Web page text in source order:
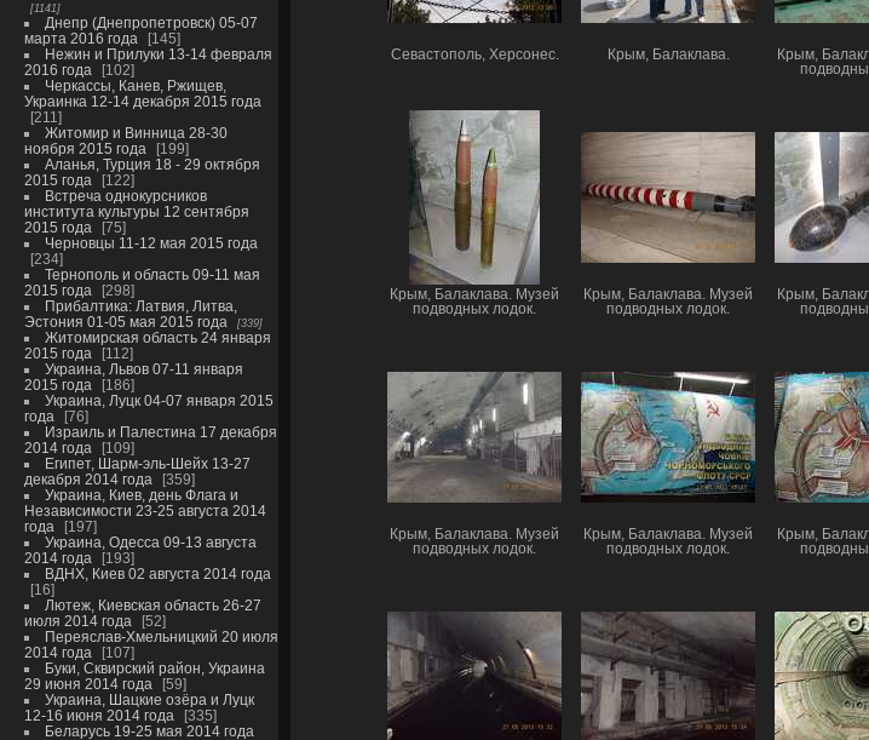
1141
Днепр (Днепропетровск) 05-07
марта 2016 года
145
Нежин и Прилуки 13-14 февраля
2016 года
102
Черкассы, Канев, Ржищев,
Украинка 12-14 декабря 2015 года
211
Житомир и Винница 28-30
ноября 2015 года
199
Аланья, Турция 18 - 29 октября
2015 года
122
Встреча однокурсников
института культуры 12 сентября
2015 года
75
Черновцы 11-12 мая 2015 года
234
Тернополь и область 09-11 мая
2015 года
298
Прибалтика: Латвия, Литва,
Эстония 01-05 мая 2015 года
339
Житомирская область 24 января
2015 года
112
Украина, Львов 07-11 января
2015 года
186
Украина, Луцк 04-07 января 2015
года
76
Израиль и Палестина 17 декабря
2014 года
109
Египет, Шарм-эль-Шейх 13-27
декабря 2014 года
359
Украина, Киев, день Флага и
Независимости 23-25 августа 2014
года
197
Украина, Одесса 09-13 августа
2014 года
193
ВДНХ, Киев 02 августа 2014 года
16
Лютеж, Киевская область 26-27
июля 2014 года
52
Переяслав-Хмельницкий 20 июля
2014 года
107
Буки, Сквирский район, Украина
29 июня 2014 года
59
Украина, Шацкие озёра и Луцк
12-16 июня 2014 года
335
Беларусь 19-25 мая 2014 года
Севастополь, Херсонес. Крым, Балаклава.
Крым,
Крым, Балаклава. Музей
подводных лодок.
Крым, Балаклава. Музей
подводных лодок.
Крым,
Крым, Балаклава. Музей
подводных лодок.
Крым, Балаклава. Музей
подводных лодок.
Крым,